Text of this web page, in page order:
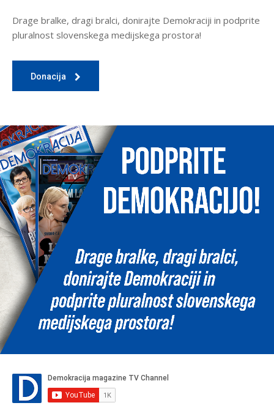
Drage bralke, dragi bralci, donirajte Demokraciji in podprite
pluralnost slovenskega medijskega prostora!
Donacija